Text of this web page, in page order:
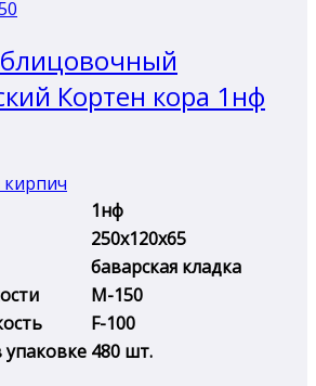
Кортен кора 1нф
1нф
250х120х65
баварская кладка
М-150
F-100
упаковке 480 шт.